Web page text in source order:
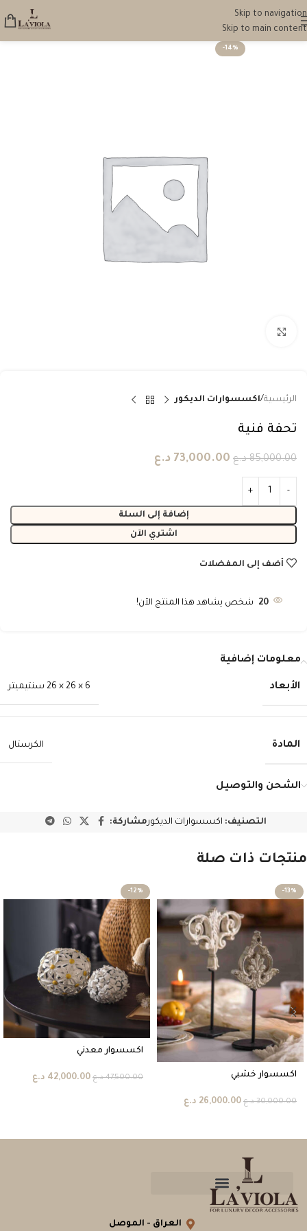
Skip to navigation
Skip to main content
-14%
الرئيسية اكسسوارات الديكور
تحفة فنية
85,000.00 د.ع 73,000.00 د.ع
إضافة إلى السلة
اشتري الآن
أضف إلى المفضلات
20 شخص يشاهد هذا المنتج الآن!
معلومات إضافية
الأبعاد 6 × 26 × 26 سنتيميتر
المادة الكرستال
الشحن والتوصيل
التصنيف: اكسسوارات الديكورمشاركة:
منتجات ذات صلة
-13%
اكسسوار خشبي
30,000.00 د.ع 26,000.00 د.ع
-12%
اكسسوار معدني
47,500.00 د.ع 42,000.00 د.ع
العراق - الموصل